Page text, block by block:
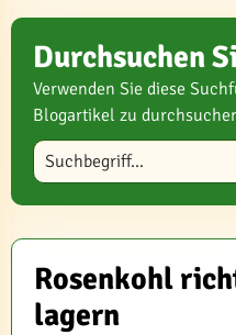
Durchsuchen
Verwenden Sie diese
Blogartikel zu
Blog durchsuchen
Rosenkohl
lagern